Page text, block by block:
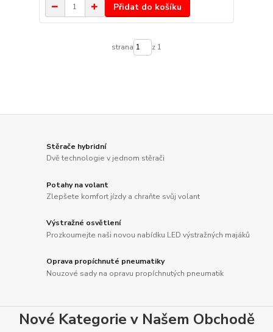
Přidat do košíku
strana z 1
Stěrače hybridní
Dvě technologie v jednom stěrači
Potahy na volant
Zlepšete komfort jízdy a chraňte svůj volant
Výstražné osvětlení
Prozkoumejte naši novou nabídku LED výstražných majáků
Oprava propíchnuté pneumatiky
Nouzové sady na opravu propíchnutých pneumatik
Nové Kategorie v Našem Obchodě